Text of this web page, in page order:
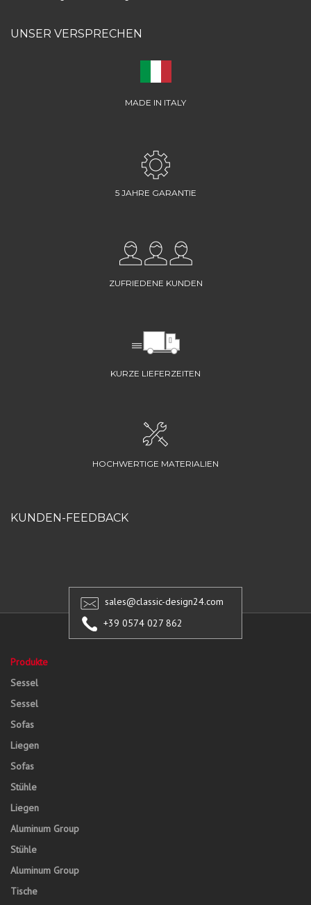
UNSER VERSPRECHEN
MADE IN ITALY
5 JAHRE GARANTIE
ZUFRIEDENE KUNDEN
KURZE LIEFERZEITEN
HOCHWERTIGE MATERIALIEN
KUNDEN-FEEDBACK
sales@classic-design24.com
+39 0574 027 862
Produkte
Sessel
Sessel
Sofas
Liegen
Sofas
Stühle
Liegen
Aluminum Group
Stühle
Aluminum Group
Tische